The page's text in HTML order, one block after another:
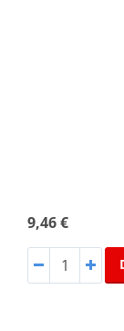
9,46 €